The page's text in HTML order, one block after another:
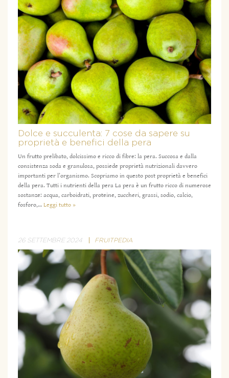
Dolce e succulenta: 7 cose da sapere su
proprietà e benefici della pera
Un frutto prelibato, dolcissimo e ricco di fibre: la pera. Succosa e dalla
consistenza soda e granulosa, possiede proprietà nutrizionali davvero
importanti per l’organismo. Scopriamo in questo post proprietà e benefici
della pera. Tutti i nutrienti della pera La pera è un frutto ricco di numerose
sostanze: acqua, carboidrati, proteine, zuccheri, grassi, sodio, calcio,
fosforo,… Leggi tutto »
26 SETTEMBRE 2024 FRUITPEDIA